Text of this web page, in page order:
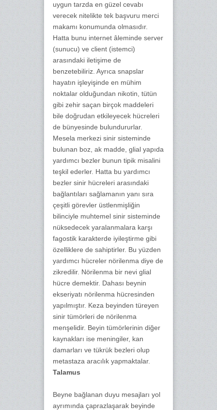
uygun tarzda en güzel cevabı
verecek nitelikte tek başvuru merci
makamı konumunda olmasıdır.
Hatta bunu internet âleminde server
(sunucu) ve client (istemci)
arasındaki iletişime de
benzetebiliriz. Ayrıca snapslar
hayatın işleyişinde en mühim
noktalar olduğundan nikotin, tütün
gibi zehir saçan birçok maddeleri
bile doğrudan etkileyecek hücreleri
de bünyesinde bulundururlar.
Mesela merkezi sinir sisteminde
bulunan boz, ak madde, glial yapıda
yardımcı bezler bunun tipik misalini
teşkil ederler. Hatta bu yardımcı
bezler sinir hücreleri arasındaki
bağlantıları sağlamanın yanı sıra
çeşitli görevler üstlenmişliğin
bilinciyle muhtemel sinir sisteminde
nüksedecek yaralanmalara karşı
fagostik karakterde iyileştirme gibi
özelliklere de sahiptirler. Bu yüzden
yardımcı hücreler nörilenma diye de
zikredilir. Nörilenma bir nevi glial
hücre demektir. Dahası beynin
ekseriyatı nörilenma hücresinden
yapılmıştır. Keza beyinden türeyen
sinir tümörleri de nörilenma
menşelidir. Beyin tümörlerinin diğer
kaynakları ise meningiler, kan
damarları ve tükrük bezleri olup
metastaza aracılık yapmaktalar.
Talamus
Beyne bağlanan duyu mesajları yol
ayrımında çaprazlaşarak beyinde